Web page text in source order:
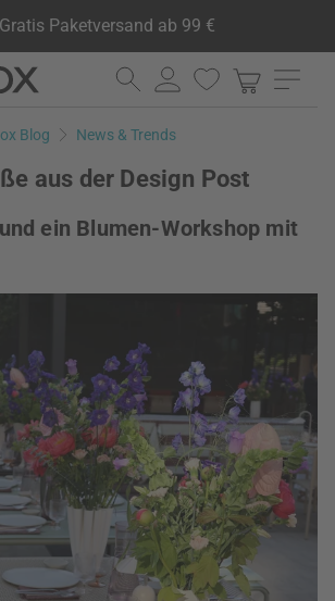
Gratis Paketversand ab 99 €
Blog News & Trends
aus der Design Post
ein Blumen-Workshop mit